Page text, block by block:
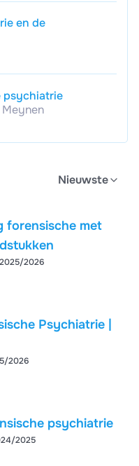
en de
psychiatrie
Meynen
Nieuwste
forensische met
2025/2026
Psychiatrie |
2026
- Forensische psychiatrie
2025